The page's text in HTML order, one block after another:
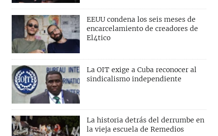
EEUU condena los seis meses de
encarcelamiento de creadores de
El4tico
La OIT exige a Cuba reconocer al
sindicalismo independiente
La historia detrás del derrumbe en
la vieja escuela de Remedios